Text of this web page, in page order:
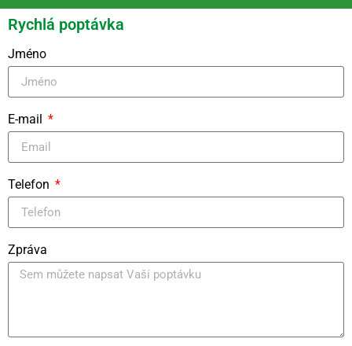
Rychlá poptávka
Jméno
E-mail
Telefon
Zpráva